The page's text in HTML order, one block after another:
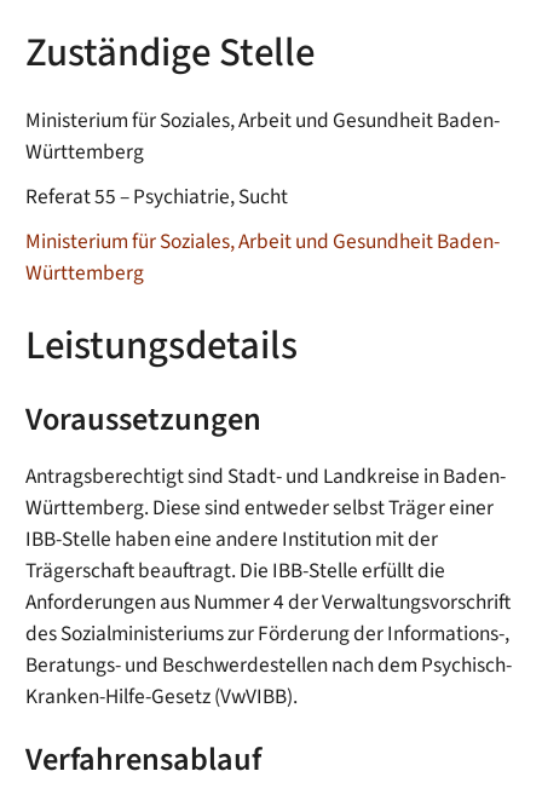
Zuständige Stelle
Ministerium für Soziales, Arbeit und Gesundheit Baden-
Württemberg
Referat 55 – Psychiatrie, Sucht
Ministerium für Soziales, Arbeit und Gesundheit Baden-
Württemberg
Leistungsdetails
Voraussetzungen
Antragsberechtigt sind Stadt- und Landkreise in Baden-
Württemberg. Diese sind entweder selbst Träger einer
IBB-Stelle haben eine andere Institution mit der
Trägerschaft beauftragt. Die IBB-Stelle erfüllt die
Anforderungen aus Nummer 4 der Verwaltungsvorschrift
des Sozialministeriums zur Förderung der Informations-,
Beratungs- und Beschwerdestellen nach dem Psychisch-
Kranken-Hilfe-Gesetz (VwVIBB).
Verfahrensablauf